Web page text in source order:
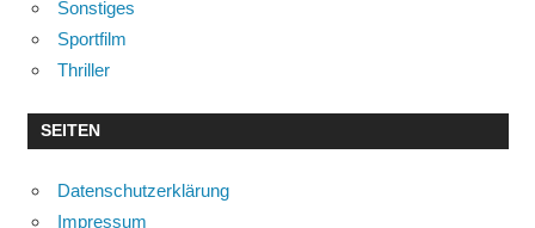
Sonstiges
Sportfilm
Thriller
SEITEN
Datenschutzerklärung
Impressum